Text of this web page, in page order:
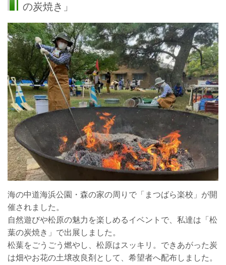
の炭焼き」
海の中道海浜公園・森の家の周りで「まつばら楽校」が開
催されました。
自然遊びや松原の魅力を楽しめるイベントで、私達は「松
葉の炭焼き」で出展しました。
松葉をごうごう燃やし、松原はスッキリ。できあがった炭
は畑やお花の土壌改良剤として、希望者へ配布しました。